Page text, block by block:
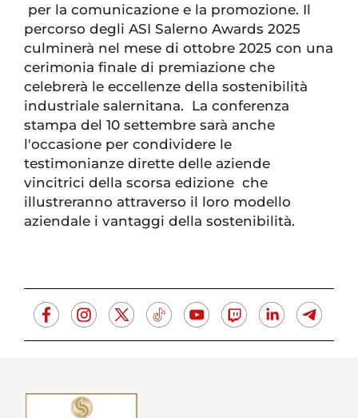
per la comunicazione e la promozione. Il
percorso degli ASI Salerno Awards 2025
culminerà nel mese di ottobre 2025 con una
cerimonia finale di premiazione che
celebrerà le eccellenze della sostenibilità
industriale salernitana. La conferenza
stampa del 10 settembre sarà anche
l'occasione per condividere le
testimonianze dirette delle aziende
vincitrici della scorsa edizione che
illustreranno attraverso il loro modello
aziendale i vantaggi della sostenibilità.